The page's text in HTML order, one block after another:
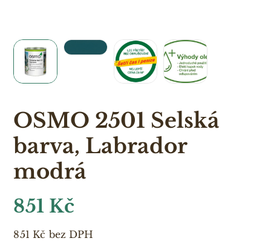
OSMO 2501 Selská
barva, Labrador
modrá
851 Kč
851 Kč bez DPH